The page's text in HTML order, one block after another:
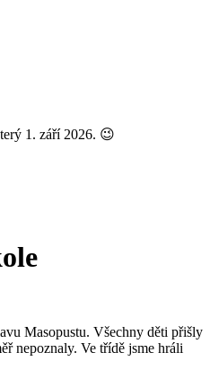
1. září 2026. 😉
Masopustu. Všechny děti přišly
nepoznaly. Ve třídě jsme hráli